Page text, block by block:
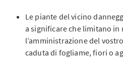
Le piante del vicino
a significare che limitano in
l’amministrazione del
caduta di fogliame, fiori o